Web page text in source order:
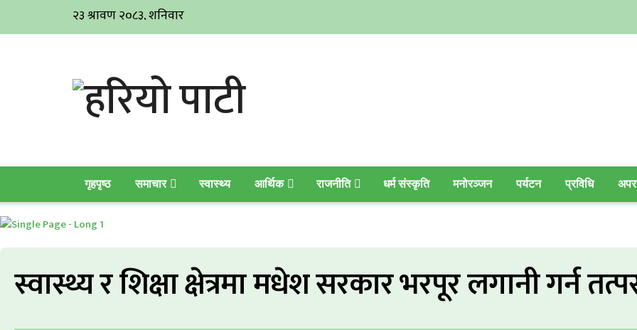
गृहपृष्ठ समाचार स्वास्थ्य आर्थिक राजनीति धर्म संस्कृति मनोरञ्जन पर्यटन प्रविधि
स्वास्थ्य र शिक्षा क्षेत्रमा मधेश सरकार भरपूर लगानी गर्न